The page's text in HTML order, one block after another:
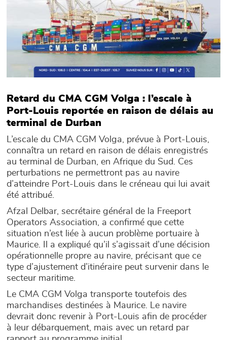
Retard du CMA CGM Volga : l’escale à
Port-Louis reportée en raison de délais au
terminal de Durban
L’escale du CMA CGM Volga, prévue à Port-Louis,
connaîtra un retard en raison de délais enregistrés
au terminal de Durban, en Afrique du Sud. Ces
perturbations ne permettront pas au navire
d’atteindre Port-Louis dans le créneau qui lui avait
été attribué.
Afzal Delbar, secrétaire général de la Freeport
Operators Association, a confirmé que cette
situation n’est liée à aucun problème portuaire à
Maurice. Il a expliqué qu’il s’agissait d’une décision
opérationnelle propre au navire, précisant que ce
type d’ajustement d’itinéraire peut survenir dans le
secteur maritime.
Le CMA CGM Volga transporte toutefois des
marchandises destinées à Maurice. Le navire
devrait donc revenir à Port-Louis afin de procéder
à leur débarquement, mais avec un retard par